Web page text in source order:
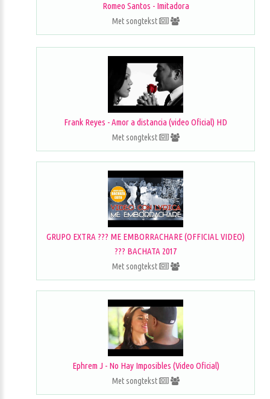
Romeo Santos - Imitadora
Met songtekst
Frank Reyes - Amor a distancia (video Oficial) HD
Met songtekst
GRUPO EXTRA ??? ME EMBORRACHARE (OFFICIAL VIDEO)
??? BACHATA 2017
Met songtekst
Ephrem J - No Hay Imposibles (Video Oficial)
Met songtekst